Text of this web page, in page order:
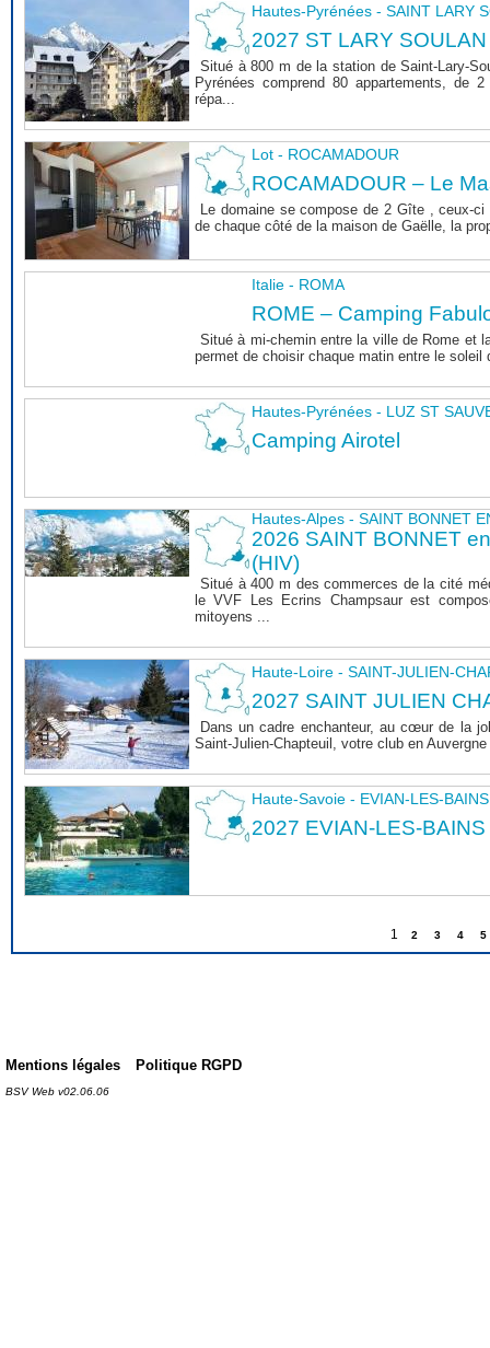
Hautes-Pyrénées - SAINT LARY
2027 ST LARY SOULAN
Situé à 800 m de la station de Saint-Lary-
Pyrénées comprend 80 appartements, de
répa...
Lot - ROCAMADOUR
ROCAMADOUR – Le
Le domaine se compose de 2 Gîte , ceux-
de chaque côté de la maison de Gaëlle, la
Italie - ROMA
ROME – Camping
Situé à mi-chemin entre la ville de Rome et
permet de choisir chaque matin entre le soleil
Hautes-Pyrénées - LUZ ST
Camping Airotel
Hautes-Alpes - SAINT BONNET
2026 SAINT BONNET
(HIV)
Situé à 400 m des commerces de la cité
le VVF Les Ecrins Champsaur est
mitoyens ...
Haute-Loire - SAINT-JULIEN-
2027 SAINT JULIEN
Dans un cadre enchanteur, au cœur de la
Saint-Julien-Chapteuil, votre club en
Haute-Savoie - EVIAN-LES-BAINS
2027 EVIAN-LES-BAINS
1 2 3 4 5
Mentions légales Politique RGPD
BSV Web v02.06.06